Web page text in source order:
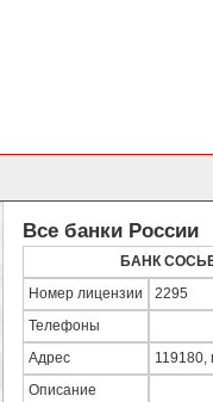
Все банки России
БАНК
Номер лицензии 2295
Телефоны
Адрес 119180,
Описание